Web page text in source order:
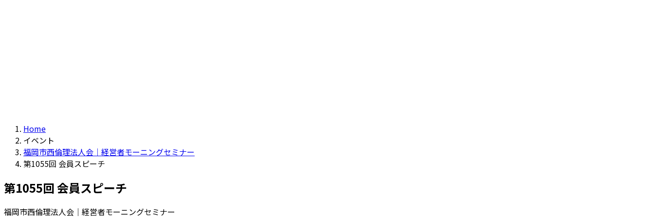
Home
イベント
福岡市西倫理法人会｜経営者モーニングセミナー
第1055回 会員スピーチ
第1055回 会員スピーチ
福岡市西倫理法人会｜経営者モーニングセミナー